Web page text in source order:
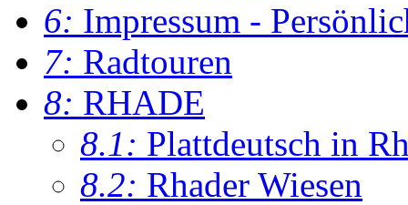
6: Impressum -
7: Radtouren
8: RHADE
8.1: Plattdeutsch in
8.2: Rhader Wiesen